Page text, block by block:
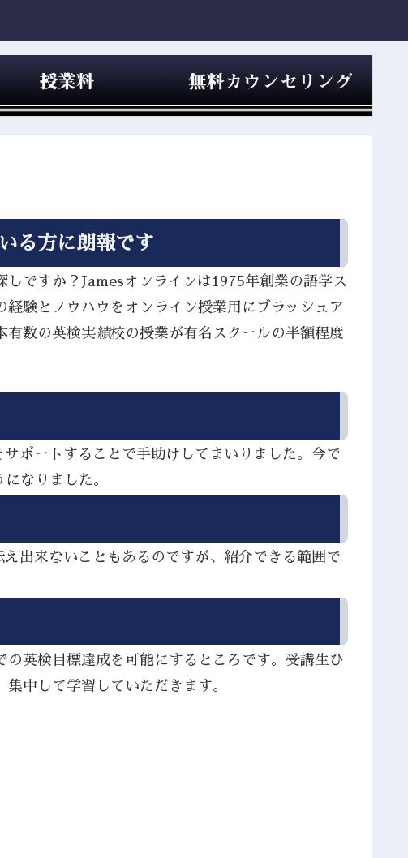
る方に朗報です
ですか？Jamesオンラインは1975年創業の語学ス
験とノウハウをオンライン授業用にブラッシュア
数の英検実績校の授業が有名スクールの半額程度
ポートすることで手助けしてまいりました。今で
なりました。
出来ないこともあるのですが、紹介できる範囲で
英検目標達成を可能にするところです。受講生ひ
中して学習していただきます。